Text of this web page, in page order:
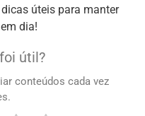
úteis para manter
dia!
útil?
conteúdos cada vez